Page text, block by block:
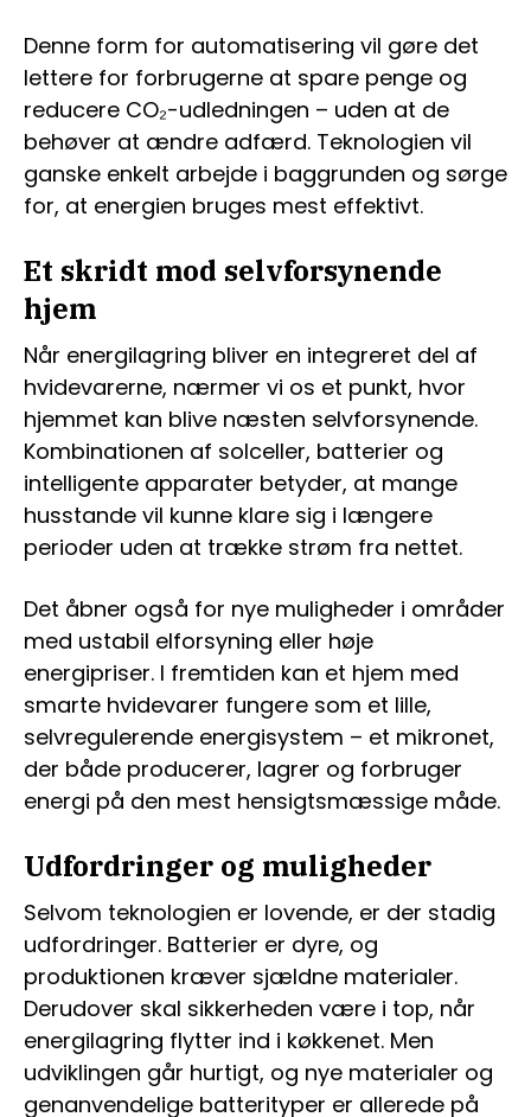
Denne form for automatisering vil gøre det
lettere for forbrugerne at spare penge og
reducere CO₂-udledningen – uden at de
behøver at ændre adfærd. Teknologien vil
ganske enkelt arbejde i baggrunden og sørge
for, at energien bruges mest effektivt.
Et skridt mod selvforsynende
hjem
Når energilagring bliver en integreret del af
hvidevarerne, nærmer vi os et punkt, hvor
hjemmet kan blive næsten selvforsynende.
Kombinationen af solceller, batterier og
intelligente apparater betyder, at mange
husstande vil kunne klare sig i længere
perioder uden at trække strøm fra nettet.
Det åbner også for nye muligheder i områder
med ustabil elforsyning eller høje
energipriser. I fremtiden kan et hjem med
smarte hvidevarer fungere som et lille,
selvregulerende energisystem – et mikronet,
der både producerer, lagrer og forbruger
energi på den mest hensigtsmæssige måde.
Udfordringer og muligheder
Selvom teknologien er lovende, er der stadig
udfordringer. Batterier er dyre, og
produktionen kræver sjældne materialer.
Derudover skal sikkerheden være i top, når
energilagring flytter ind i køkkenet. Men
udviklingen går hurtigt, og nye materialer og
genanvendelige batterityper er allerede på